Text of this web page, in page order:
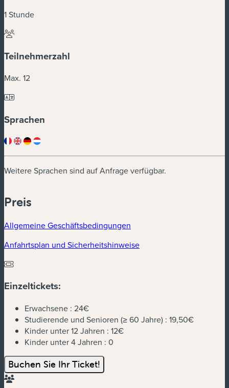
1 Stunde
Teilnehmerzahl
Max. 12
Sprachen
Weitere Sprachen sind auf Anfrage verfügbar.
Preis
Allgemeine Geschäftsbedingungen
Anfahrtsplan und Sicherheitshinweise
Einzeltickets:
Erwachsene : 24€
Studierende und Senioren (≥ 60 Jahre) : 19,50€
Kinder unter 12 Jahren : 12€
Kinder unter 4 Jahren : 0
Buchen Sie Ihr Ticket!